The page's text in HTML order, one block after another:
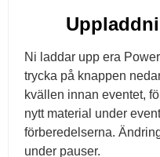
Ni laddar upp era
trycka på knappen
kvällen innan eventet,
nytt material under
förberedelserna.
under pauser.